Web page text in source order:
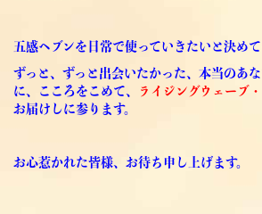
五感ヘブンを日常で使っていきたいと決め
ずっと、ずっと出会いたかった、本当のあ
に、こころをこめて、
ライジングウェーブ
お届けしに参ります。
お心惹かれた皆様、お待ち申し上げます。